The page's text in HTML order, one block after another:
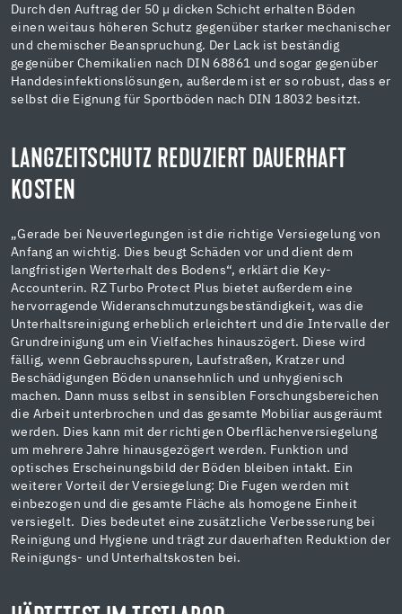
Durch den Auftrag der 50 µ dicken Schicht erhalten Böden
einen weitaus höheren Schutz gegenüber starker mechanischer
und chemischer Beanspruchung. Der Lack ist beständig
gegenüber Chemikalien nach DIN 68861 und sogar gegenüber
Handdesinfektionslösungen, außerdem ist er so robust, dass er
selbst die Eignung für Sportböden nach DIN 18032 besitzt.
LANGZEITSCHUTZ REDUZIERT DAUERHAFT
KOSTEN
„Gerade bei Neuverlegungen ist die richtige Versiegelung von
Anfang an wichtig. Dies beugt Schäden vor und dient dem
langfristigen Werterhalt des Bodens“, erklärt die Key-
Accounterin. RZ Turbo Protect Plus bietet außerdem eine
hervorragende Wideranschmutzungsbeständigkeit, was die
Unterhaltsreinigung erheblich erleichtert und die Intervalle der
Grundreinigung um ein Vielfaches hinauszögert. Diese wird
fällig, wenn Gebrauchsspuren, Laufstraßen, Kratzer und
Beschädigungen Böden unansehnlich und unhygienisch
machen. Dann muss selbst in sensiblen Forschungsbereichen
die Arbeit unterbrochen und das gesamte Mobiliar ausgeräumt
werden. Dies kann mit der richtigen Oberflächenversiegelung
um mehrere Jahre hinausgezögert werden. Funktion und
optisches Erscheinungsbild der Böden bleiben intakt. Ein
weiterer Vorteil der Versiegelung: Die Fugen werden mit
einbezogen und die gesamte Fläche als homogene Einheit
versiegelt. Dies bedeutet eine zusätzliche Verbesserung bei
Reinigung und Hygiene und trägt zur dauerhaften Reduktion der
Reinigungs- und Unterhaltskosten bei.